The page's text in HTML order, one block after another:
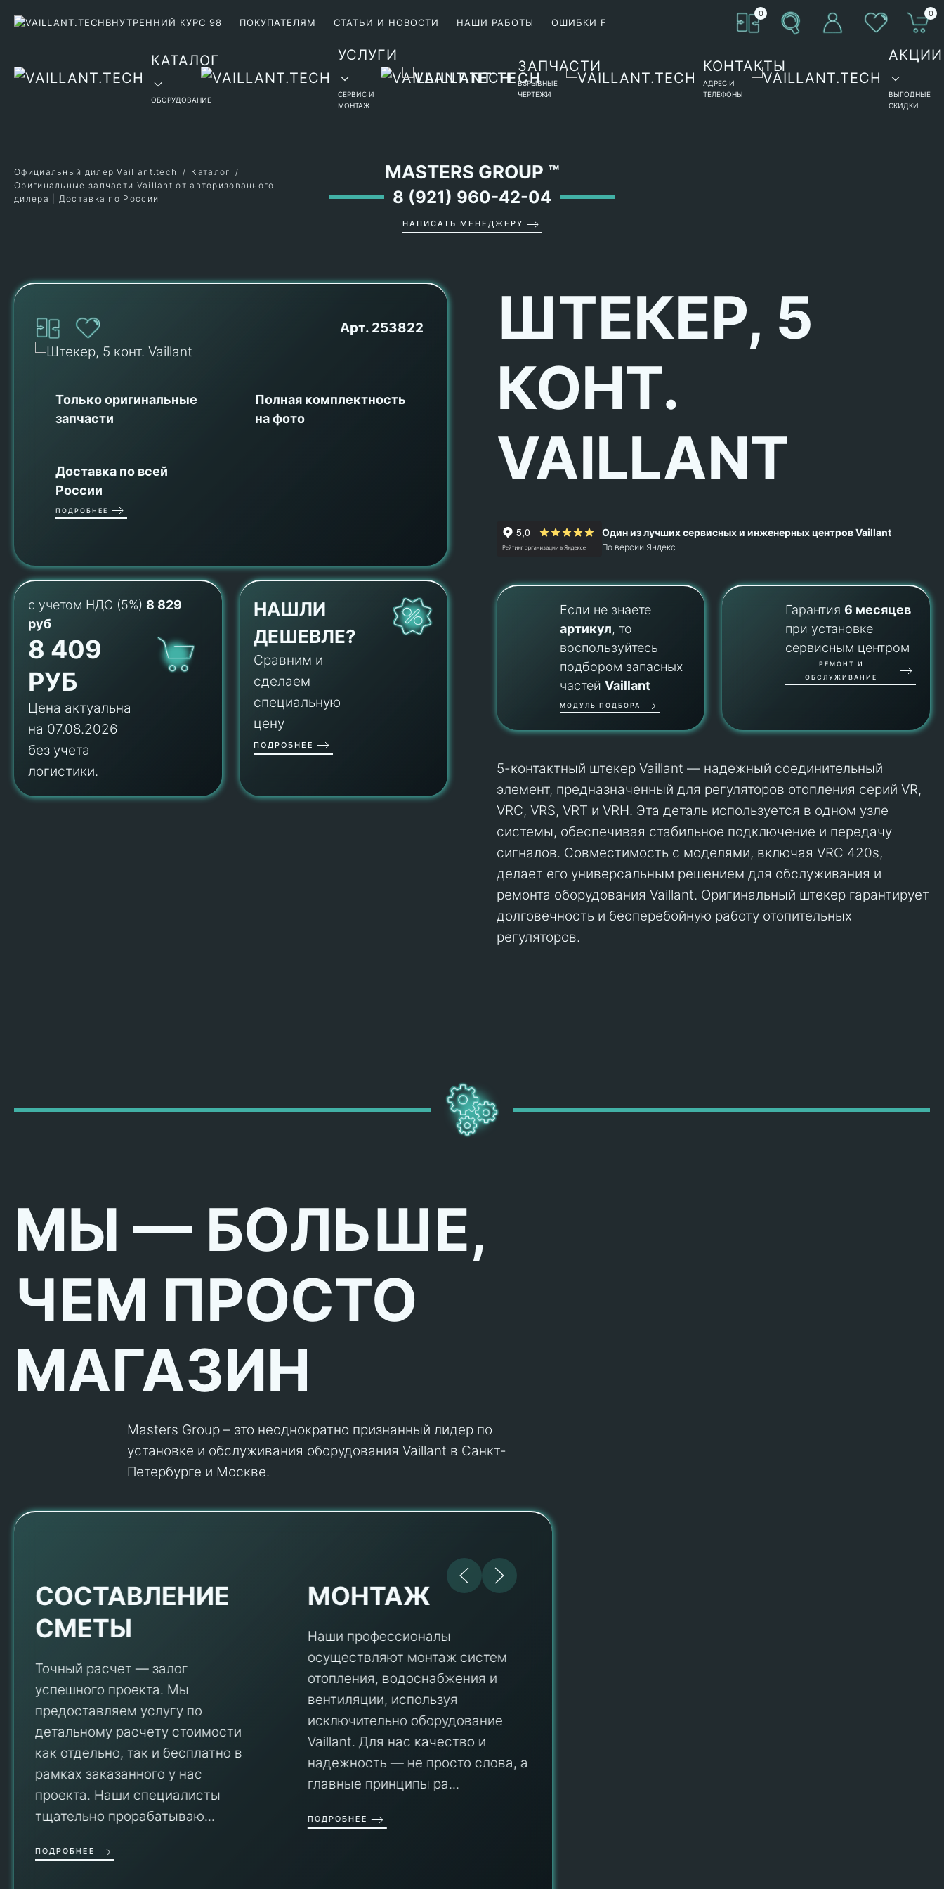
ВНУТРЕННИЙ КУРС 98 ПОКУПАТЕЛЯМ СТАТЬИ И НОВОСТИ НАШИ РАБОТЫ ОШИБКИ F
0 0
КАТАЛОГ
ОБОРУДОВАНИЕ
УСЛУГИ
СЕРВИС И
МОНТАЖ
ЗАПЧАСТИ
ВЗРЫВНЫЕ
ЧЕРТЕЖИ
КОНТАКТЫ
АДРЕС И
ТЕЛЕФОНЫ
АКЦИИ
ВЫГОДНЫЕ
СКИДКИ
MASTERS GROUP ™
8 (921) 960-42-04
НАПИСАТЬ МЕНЕДЖЕРУ
Официальный дилер Vaillant.tech
Каталог
Оригинальные запчасти Vaillant от авторизованного
дилера | Доставка по России
Арт. 253822
Только оригинальные
запчасти
Полная комплектность
на фото
Доставка по всей
России
ПОДРОБНЕЕ
с учетом НДС (5%) 8 829
руб
8 409
РУБ
Цена актуальна
на 07.08.2026
без учета
логистики.
НАШЛИ
ДЕШЕВЛЕ?
Сравним и
сделаем
специальную
цену
ПОДРОБНЕЕ
ШТЕКЕР, 5
КОНТ.
VAILLANT
Один из лучших сервисных и инженерных центров Vaillant
По версии Яндекс
Если не знаете
артикул, то
воспользуйтесь
подбором запасных
частейVaillant
МОДУЛЬ ПОДБОРА
Гарантия6 месяцев
при установке
сервисным центром
РЕМОНТ И
ОБСЛУЖИВАНИЕ
5-контактный штекер Vaillant — надежный соединительный
элемент, предназначенный для регуляторов отопления серий VR,
VRC, VRS, VRT и VRH. Эта деталь используется в одном узле
системы, обеспечивая стабильное подключение и передачу
сигналов. Совместимость с моделями, включая VRC 420s,
делает его универсальным решением для обслуживания и
ремонта оборудования Vaillant. Оригинальный штекер гарантирует
долговечность и бесперебойную работу отопительных
регуляторов.
МЫ — БОЛЬШЕ,
ЧЕМ ПРОСТО
МАГАЗИН
Masters Group – это неоднократно признанный лидер по
установке и обслуживания оборудования Vaillant в Санкт-
Петербурге и Москве.
СОСТАВЛЕНИЕ
СМЕТЫ
Точный расчет — залог
успешного проекта. Мы
предоставляем услугу по
детальному расчету стоимости
как отдельно, так и бесплатно в
рамках заказанного у нас
проекта. Наши специалисты
тщательно прорабатываю...
ПОДРОБНЕЕ
МОНТАЖ
Наши профессионалы
осуществляют монтаж систем
отопления, водоснабжения и
вентиляции, используя
исключительно оборудование
Vaillant. Для нас качество и
надежность — не просто слова, а
главные принципы ра...
ПОДРОБНЕЕ